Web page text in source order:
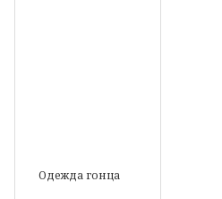
Одежда гонца